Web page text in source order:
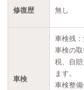
修復歴 無し
車検
車検残：
車検の
税、自
ます。
車検整